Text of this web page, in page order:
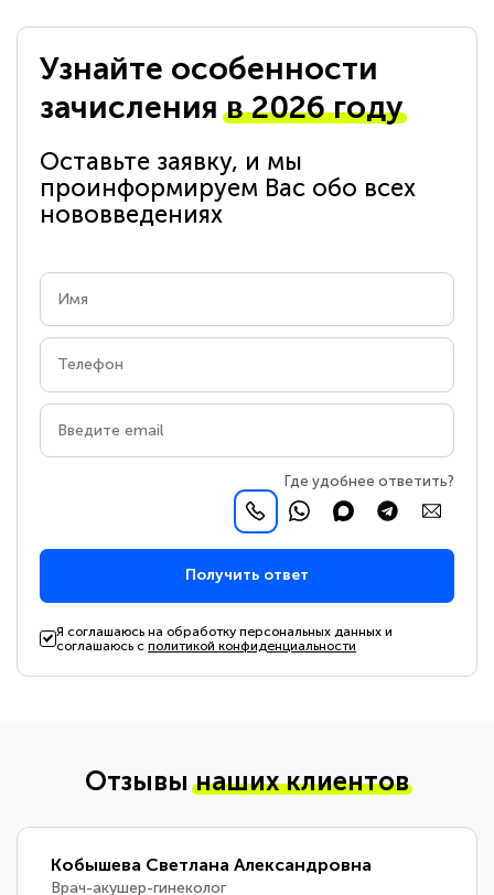
Узнайте особенности
зачисленияв 2026 году
Оставьте заявку, и мы
проинформируем Вас обо всех
нововведениях
Где удобнее ответить?
Получить ответ
Я соглашаюсь на обработку персональных данных и
соглашаюсь сполитикой конфиденциальности
Отзывынаших клиентов
Кобышева Светлана Александровна
Врач-акушер-гинеколог